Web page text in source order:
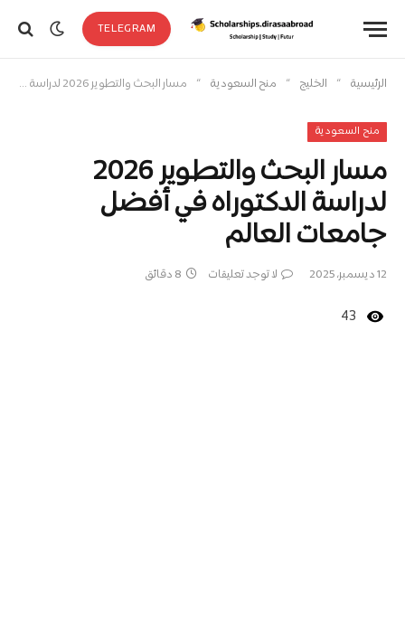
TELEGRAM
الرئيسية » الخليج » منح السعودية » مسار البحث والتطوير 2026 لدراسة الدكتوراه في أفضل جامعات العالم
منح السعودية
مسار البحث والتطوير 2026
لدراسة الدكتوراه في أفضل
جامعات العالم
12 ديسمبر، 2025 لا توجد تعليقات 8 دقائق
43